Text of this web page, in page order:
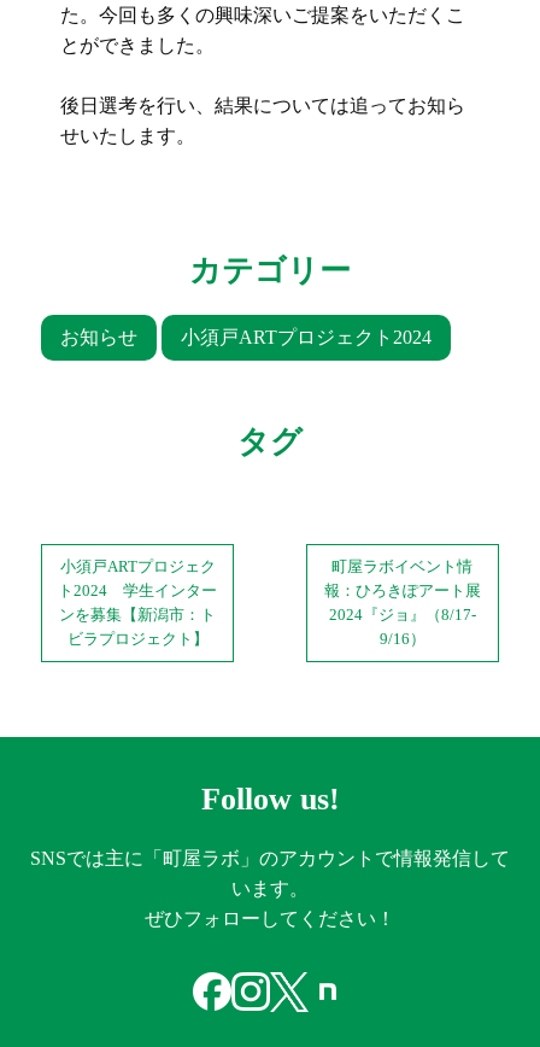
Contact
た。今回も多くの興味深いご提案をいただくこ
とができました。
後日選考を行い、結果については追ってお知ら
せいたします。
カテゴリー
お知らせ 小須戸ARTプロジェクト2024
タグ
投
稿
小須戸ARTプロジェク
ト2024 学生インター
ンを募集【新潟市：ト
ビラプロジェクト】
町屋ラボイベント情
報：ひろきぽアート展
2024『ジョ』（8/17-
9/16）
Follow us!
SNSでは主に「町屋ラボ」のアカウントで情報発信して
います。
ぜひフォローしてください！